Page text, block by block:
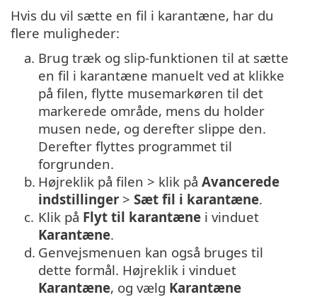
Hvis du vil sætte en fil i karantæne, har du
flere muligheder:
a. Brug træk og slip-funktionen til at sætte
en fil i karantæne manuelt ved at klikke
på filen, flytte musemarkøren til det
markerede område, mens du holder
musen nede, og derefter slippe den.
Derefter flyttes programmet til
forgrunden.
b. Højreklik på filen > klik på Avancerede
indstillinger > Sæt fil i karantæne.
c. Klik på Flyt til karantæne i vinduet
Karantæne.
d. Genvejsmenuen kan også bruges til
dette formål. Højreklik i vinduet
Karantæne, og vælg Karantæne